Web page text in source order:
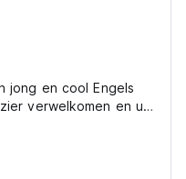
jong en cool Engels
verwelkomen en u